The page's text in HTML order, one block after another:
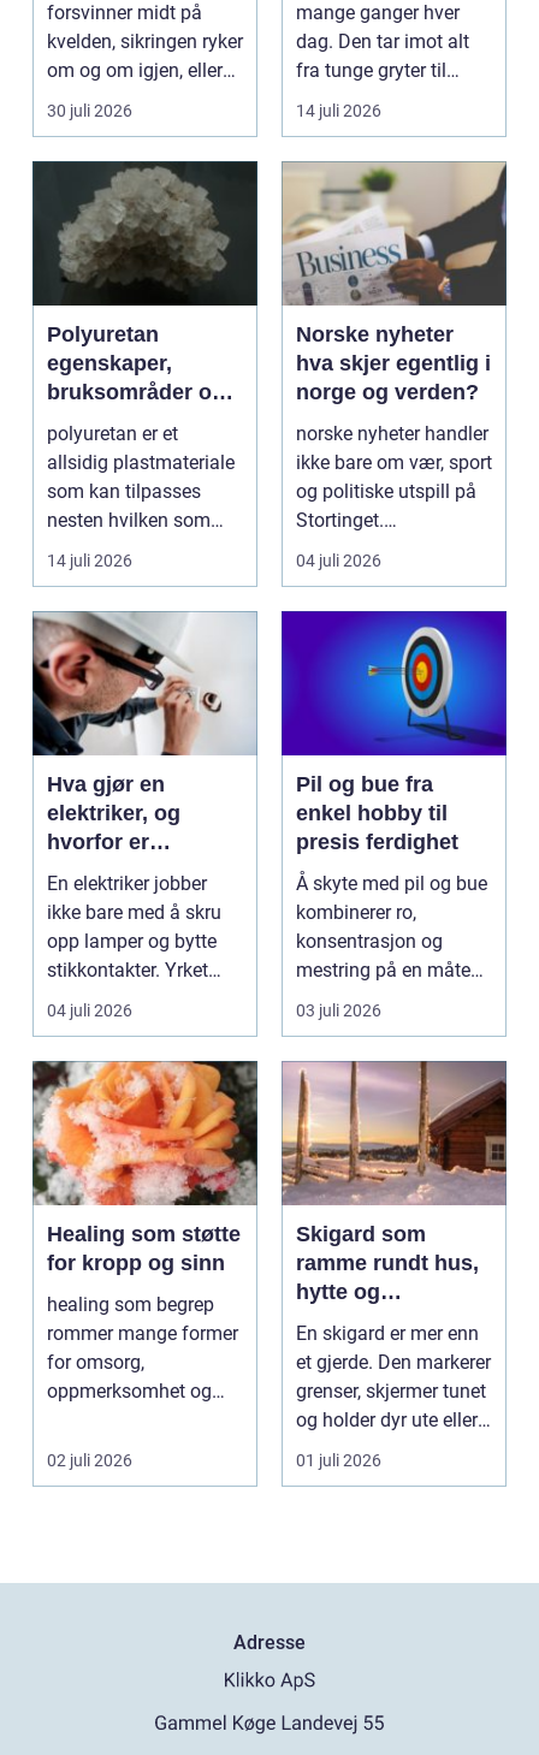
forsvinner midt på
kvelden, sikringen ryker
om og om igjen, eller
de...
30 juli 2026
mange ganger hver
dag. Den tar imot alt
fra tunge gryter til
skarpe kniver og ...
14 juli 2026
Polyuretan
egenskaper,
bruksområder og
fordeler i
industrien
polyuretan er et
allsidig plastmateriale
som kan tilpasses
nesten hvilken som
helst oppgave. Fra
myk...
14 juli 2026
Norske nyheter
hva skjer egentlig i
norge og verden?
norske nyheter handler
ikke bare om vær, sport
og politiske utspill på
Stortinget.
Nyhetsbildet form...
04 juli 2026
Hva gjør en
elektriker, og
hvorfor er
fagkunnskap så
viktig?
En elektriker jobber
ikke bare med å skru
opp lamper og bytte
stikkontakter. Yrket
handler om sikker...
04 juli 2026
Pil og bue fra
enkel hobby til
presis ferdighet
Å skyte med pil og bue
kombinerer ro,
konsentrasjon og
mestring på en måte
få andre aktiviteter
gjør...
03 juli 2026
Healing som støtte
for kropp og sinn
healing som begrep
rommer mange former
for omsorg,
oppmerksomhet og
som mål å s...
02 juli 2026
Skigard som
ramme rundt hus,
hytte og
kulturlandskap
En skigard er mer enn
et gjerde. Den markerer
grenser, skjermer tunet
og holder dyr ute eller
inne, ...
01 juli 2026
Adresse